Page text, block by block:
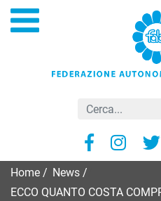
Home News
ECCO QUANTO COSTA